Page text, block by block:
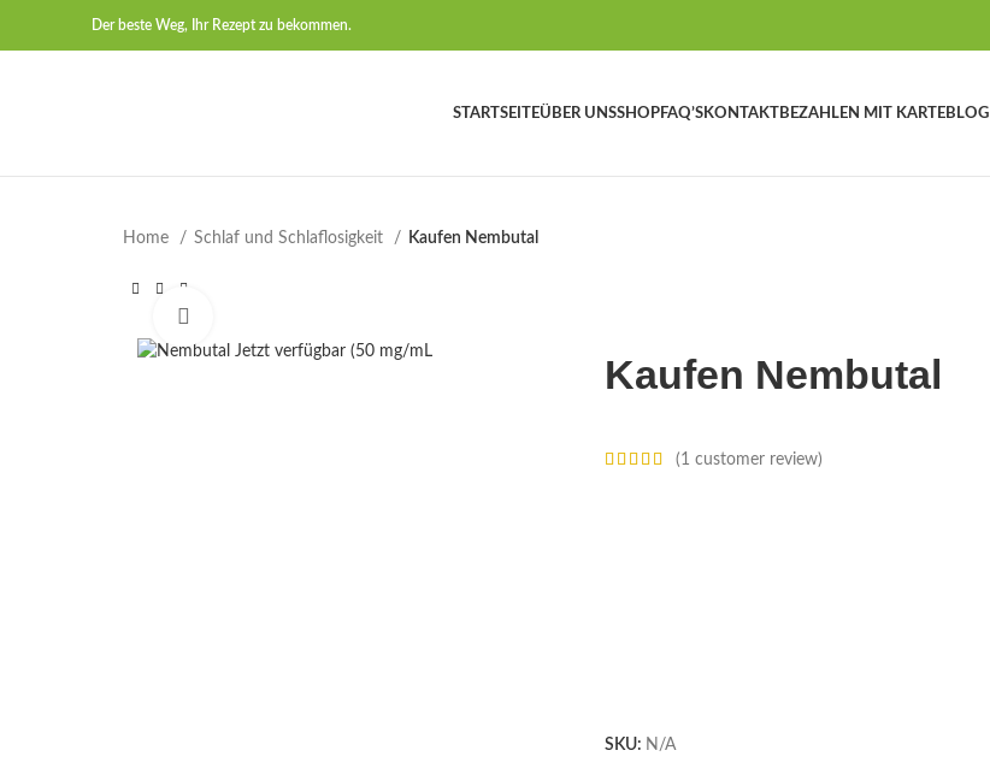
Der beste Weg, Ihr Rezept zu bekommen.
STARTSEITEÜBER UNSSHOPFAQ’SKONTAKTBEZAHLEN MIT KARTEBLOG
Home Schlaf und Schlaflosigkeit Kaufen Nembutal
Kaufen Nembutal
(1 customer review)
SKU: N/A